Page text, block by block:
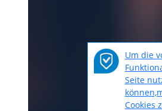
Um die
Seite
Cookies